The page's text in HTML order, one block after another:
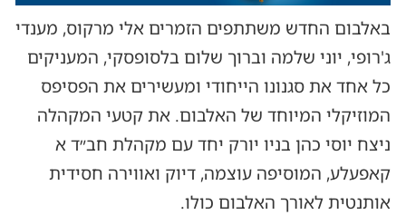
באלבום החדש משתתפים הזמרים אלי מרקוס, מענדי
ג'רופי, יוני שלמה וברוך שלום בלסופסקי, המעניקים
כל אחד את סגנונו הייחודי ומעשירים את הפסיפס
המוזיקלי המיוחד של האלבום. את קטעי המקהלה
ניצח יוסי כהן בניו יורק יחד עם מקהלת חב״ד א
קאפעלע, המוסיפה עוצמה, דיוק ואווירה חסידית
אותנטית לאורך האלבום כולו.